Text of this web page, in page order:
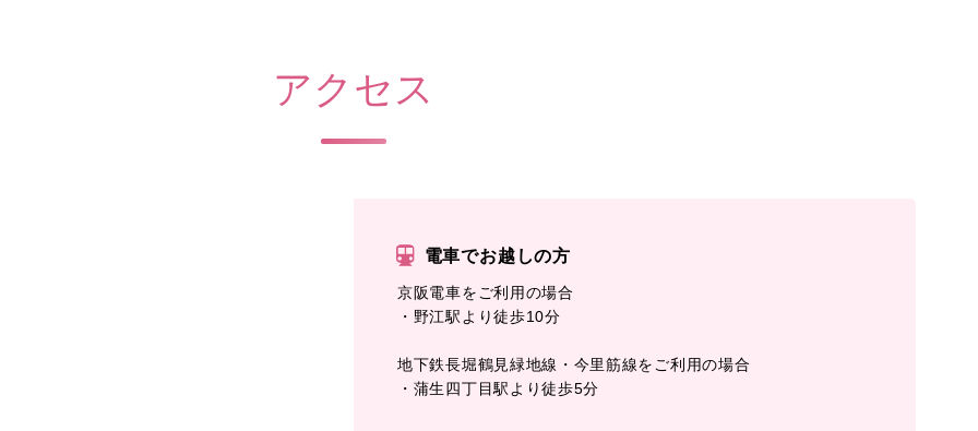
アクセス
電車でお越しの方
京阪電車をご利用の場合
・野江駅より徒歩10分
地下鉄長堀鶴見緑地線・今里筋線をご利用の場合
・蒲生四丁目駅より徒歩5分